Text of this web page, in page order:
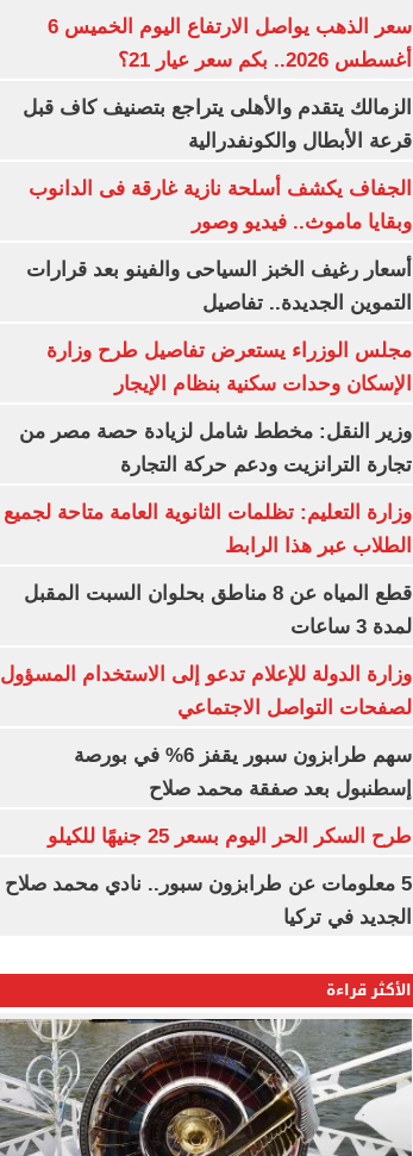
سعر الذهب يواصل الارتفاع اليوم الخميس 6
أغسطس 2026.. بكم سعر عيار 21؟
الزمالك يتقدم والأهلى يتراجع بتصنيف كاف قبل
قرعة الأبطال والكونفدرالية
الجفاف يكشف أسلحة نازية غارقة فى الدانوب
وبقايا ماموث.. فيديو وصور
أسعار رغيف الخبز السياحى والفينو بعد قرارات
التموين الجديدة.. تفاصيل
مجلس الوزراء يستعرض تفاصيل طرح وزارة
الإسكان وحدات سكنية بنظام الإيجار
وزير النقل: مخطط شامل لزيادة حصة مصر من
تجارة الترانزيت ودعم حركة التجارة
وزارة التعليم: تظلمات الثانوية العامة متاحة لجميع
الطلاب عبر هذا الرابط
قطع المياه عن 8 مناطق بحلوان السبت المقبل
لمدة 3 ساعات
وزارة الدولة للإعلام تدعو إلى الاستخدام المسؤول
لصفحات التواصل الاجتماعي
سهم طرابزون سبور يقفز 6% في بورصة
إسطنبول بعد صفقة محمد صلاح
طرح السكر الحر اليوم بسعر 25 جنيهًا للكيلو
5 معلومات عن طرابزون سبور.. نادي محمد صلاح
الجديد في تركيا
الأكثر قراءة